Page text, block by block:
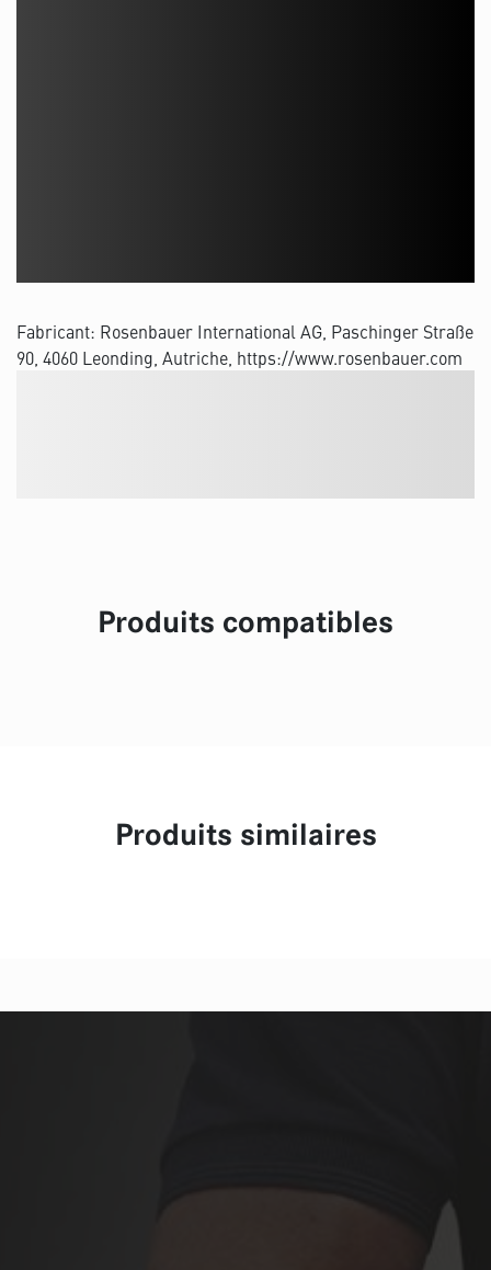
Fabricant: Rosenbauer International AG, Paschinger Straße
90, 4060 Leonding, Autriche, https://www.rosenbauer.com
Produits compatibles
Produits similaires